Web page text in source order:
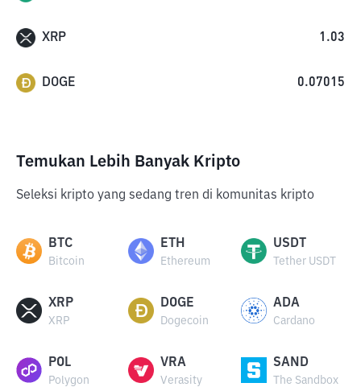
XRP 1.03
DOGE 0.07015
Temukan Lebih Banyak Kripto
Seleksi kripto yang sedang tren di komunitas kripto
BTC
Bitcoin
ETH
Ethereum
USDT
Tether USDT
XRP
XRP
DOGE
Dogecoin
ADA
Cardano
POL
Polygon
VRA
Verasity
SAND
The Sandbox